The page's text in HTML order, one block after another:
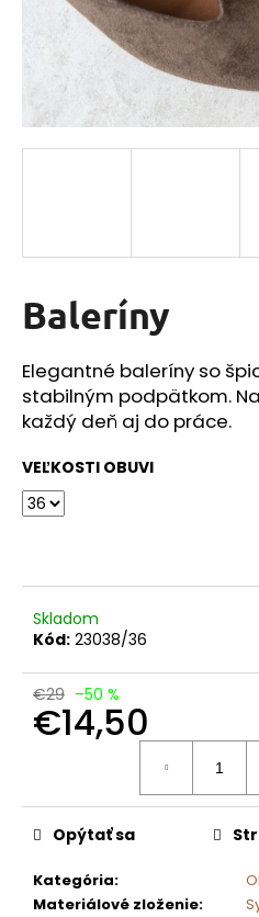
Baleríny
Elegantné baleríny so
stabilným podpätkom.
každý deň aj do práce.
VEĽKOSTI OBUVI
Skladom
Kód: 23038/36
€29 –50 %
€14,50
Kategória:
Materiálové zloženie:
Opýtať sa
?
HĽADAŤ
d
p
o
ú
č
a